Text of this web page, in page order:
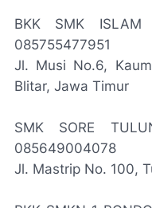
BKK SMK
085755477951
Jl. Musi No.6,
Blitar, Jawa Timur
SMK SORE
085649004078
Jl. Mastrip No. 100,